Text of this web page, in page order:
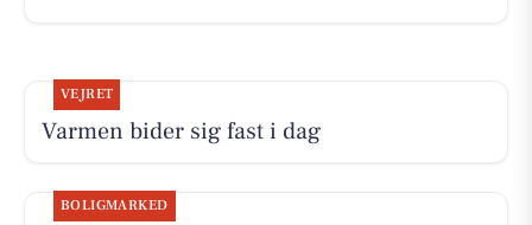
VEJRET
Varmen bider sig fast i dag
BOLIGMARKED